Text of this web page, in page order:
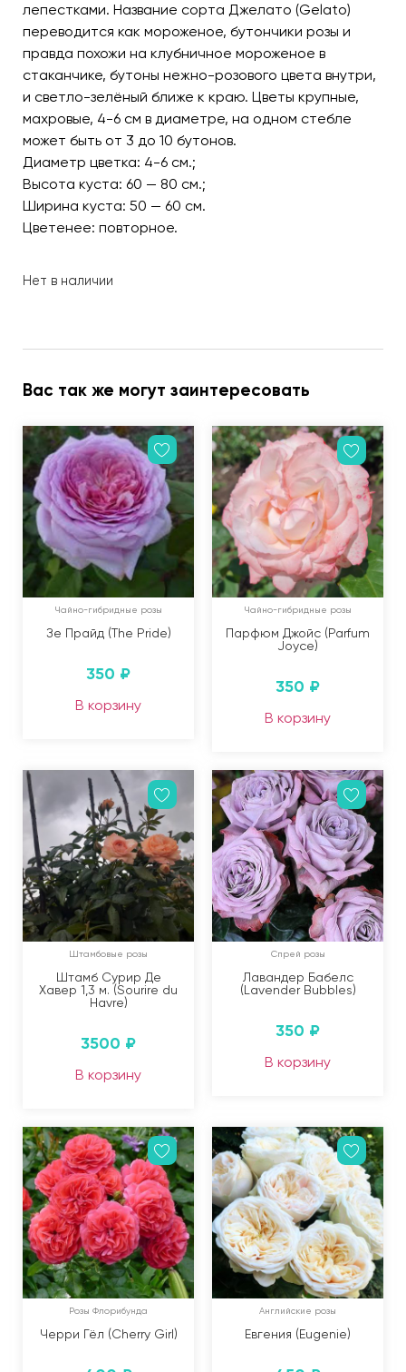
лепестками. Название сорта Джелато (Gelato)
переводится как мороженое, бутончики розы и
правда похожи на клубничное мороженое в
стаканчике, бутоны нежно-розового цвета внутри,
и светло-зелёный ближе к краю. Цветы крупные,
махровые, 4-6 см в диаметре, на одном стебле
может быть от 3 до 10 бутонов.
Диаметр цветка: 4-6 см.;
Высота куста: 60 — 80 см.;
Ширина куста: 50 — 60 см.
Цветенее: повторное.
Нет в наличии
Вас так же могут заинтересовать
Чайно-гибридные розы
Зе Прайд (The Pride)
350 ₽
В корзину
Чайно-гибридные розы
Парфюм Джойс (Parfum
Joyce)
350 ₽
В корзину
Штамбовые розы
Штамб Сурир Де
Хавер 1,3 м. (Sourire du
Havre)
3500 ₽
В корзину
Спрей розы
Лавандер Бабелс
(Lavender Bubbles)
350 ₽
В корзину
Розы Флорибунда
Черри Гёл (Cherry Girl)
Английские розы
Евгения (Eugenie)